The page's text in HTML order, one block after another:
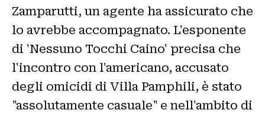
Zamparutti, un agente ha assicurato che
lo avrebbe accompagnato. L'esponente
di 'Nessuno Tocchi Caino' precisa che
l'incontro con l'americano, accusato
degli omicidi di Villa Pamphili, è stato
"assolutamente casuale" e nell'ambito di